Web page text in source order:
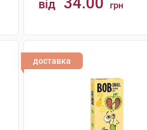
від грн
доставка